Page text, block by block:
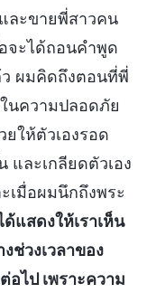
ละขายพี่สาวคน
จะได้ถอนคำพูด
ผมคิดถึงตอนที่พี่
นความปลอดภัย
ยให้ตัวเองรอด
ละเกลียดตัวเอง
เมื่อผมนึกถึงพระ
แสดงให้เราเห็น
ช่วงเวลาของ
อไป เพราะความ